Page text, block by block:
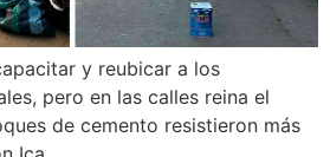
y reubicar a los
pero en las calles reina el
de cemento resistieron más